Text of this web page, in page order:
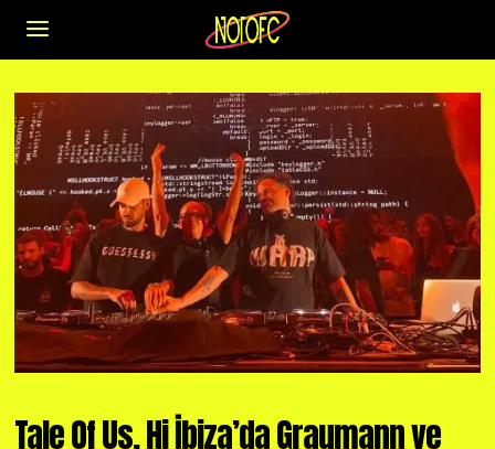
Tale Of Us, Hi İbiza’da Graumann ve